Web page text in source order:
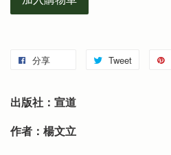
分享 Tweet
出版社：宣道
作者：楊文立